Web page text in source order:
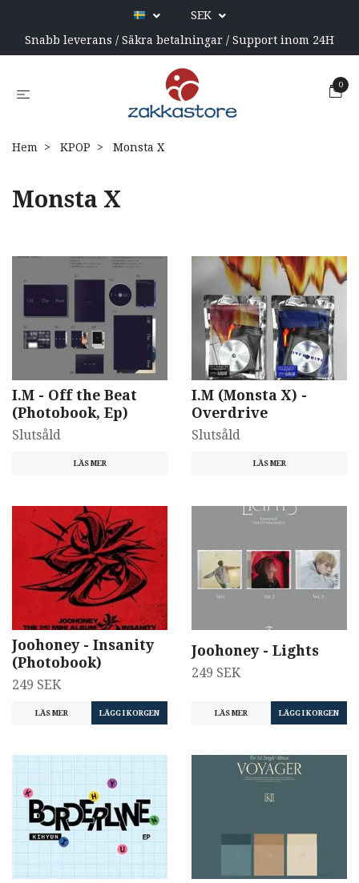
SEK
Snabb leverans / Säkra betalningar / Support inom 24H
0
Hem KPOP Monsta X
Monsta X
I.M - Off the Beat
(Photobook, Ep)
Slutsåld
LÄS MER
I.M (Monsta X) -
Overdrive
Slutsåld
LÄS MER
Joohoney - Insanity
(Photobook)
249 SEK
LÄS MER
Joohoney - Lights
249 SEK
LÄS MER